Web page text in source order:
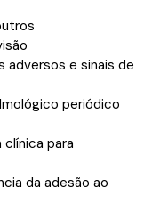
adversos e sinais de
periódico
para
da adesão ao